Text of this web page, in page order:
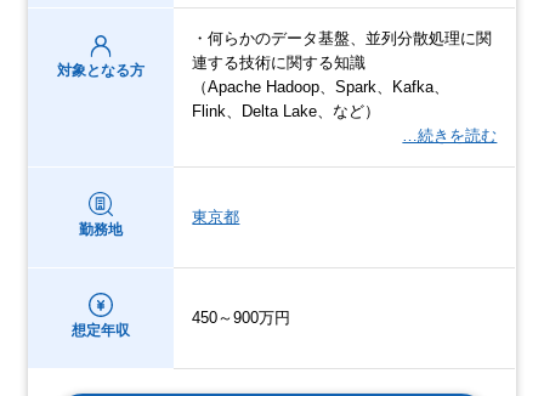
対象となる方
・何らかのデータ基盤、並列分散処理に関
連する技術に関する知識
（Apache Hadoop、Spark、Kafka、
Flink、Delta Lake、など）
…続きを読む
勤務地
東京都
想定年収
450～900万円